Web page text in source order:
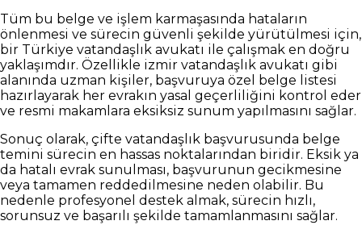
Tüm bu belge ve işlem karmaşasında hataların
önlenmesi ve sürecin güvenli şekilde yürütülmesi için,
bir Türkiye vatandaşlık avukatı ile çalışmak en doğru
yaklaşımdır. Özellikle izmir vatandaşlık avukatı gibi
alanında uzman kişiler, başvuruya özel belge listesi
hazırlayarak her evrakın yasal geçerliliğini kontrol eder
ve resmi makamlara eksiksiz sunum yapılmasını sağlar.
Sonuç olarak, çifte vatandaşlık başvurusunda belge
temini sürecin en hassas noktalarından biridir. Eksik ya
da hatalı evrak sunulması, başvurunun gecikmesine
veya tamamen reddedilmesine neden olabilir. Bu
nedenle profesyonel destek almak, sürecin hızlı,
sorunsuz ve başarılı şekilde tamamlanmasını sağlar.